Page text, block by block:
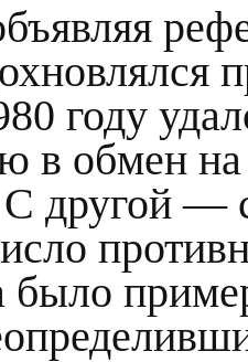
году
в обмен на
другой —
было